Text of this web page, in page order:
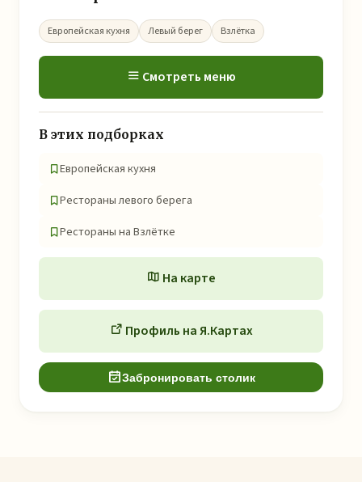
Европейская кухня Левый берег Взлётка
Смотреть меню
В этих подборках
Европейская кухня
Рестораны левого берега
Рестораны на Взлётке
На карте
Профиль на Я.Картах
Забронировать столик